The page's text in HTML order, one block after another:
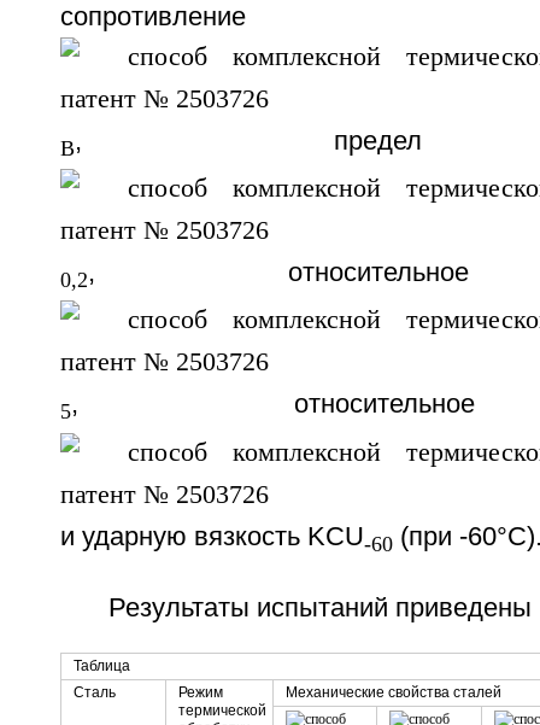
сопротивление
B, предел
0,2, относительное
5,
и ударную вязкость KCU-60(при -
Результаты испытаний приведены
Таблица
Сталь
Режим
термической
Механические свойства сталей